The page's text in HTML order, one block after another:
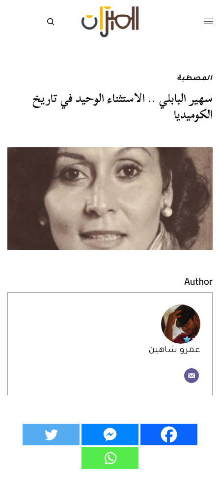
المصطبة
سهير البابلي .. الاستثناء الوحيد في تاريخ
الكوميديا
Author
عمرو شاهين